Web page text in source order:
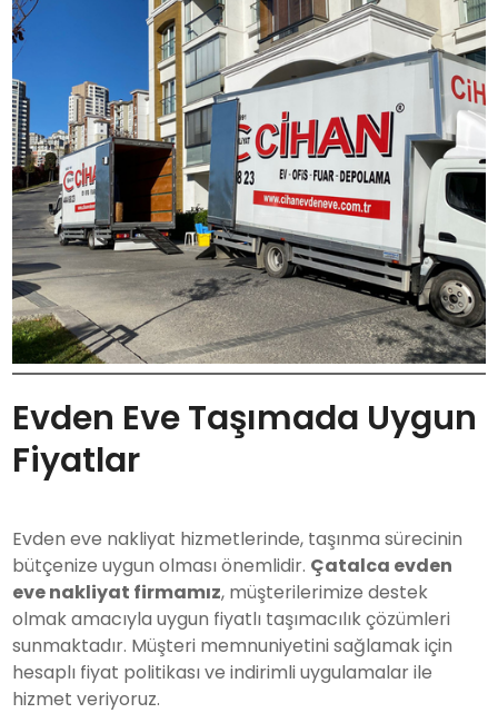
Evden Eve Taşımada Uygun
Fiyatlar
Evden eve nakliyat hizmetlerinde, taşınma sürecinin
bütçenize uygun olması önemlidir. Çatalca evden
eve nakliyat firmamız, müşterilerimize destek
olmak amacıyla uygun fiyatlı taşımacılık çözümleri
sunmaktadır. Müşteri memnuniyetini sağlamak için
hesaplı fiyat politikası ve indirimli uygulamalar ile
hizmet veriyoruz.